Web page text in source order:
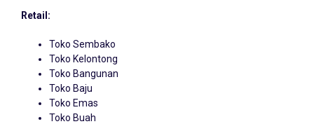
Retail:
Toko Sembako
Toko Kelontong
Toko Bangunan
Toko Baju
Toko Emas
Toko Buah